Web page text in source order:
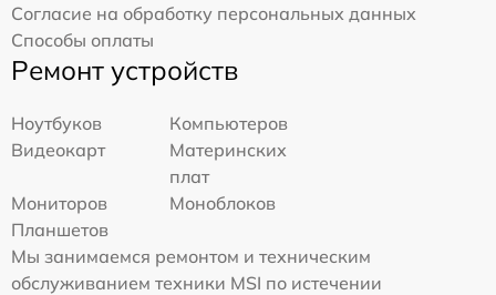
Согласие на обработку персональных данных
Способы оплаты
Ремонт устройств
Ноутбуков
Компьютеров
Видеокарт
Материнских
плат
Мониторов
Моноблоков
Планшетов
Мы занимаемся ремонтом и техническим
обслуживанием техники MSI по истечении